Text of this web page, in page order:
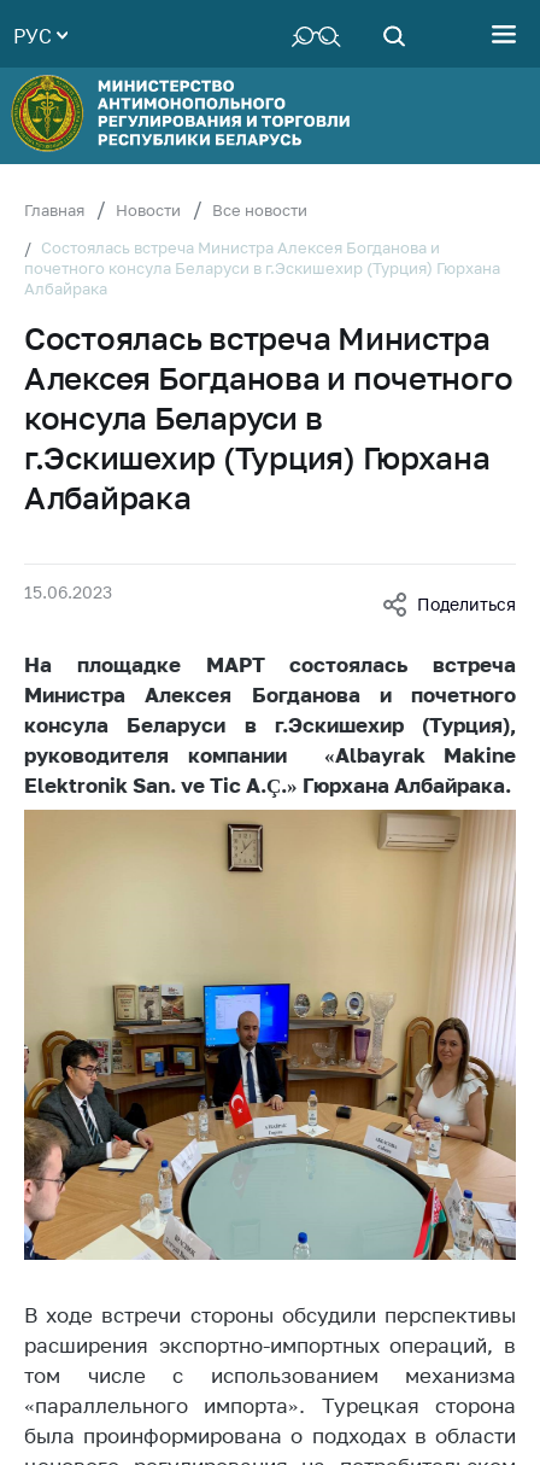
Руководство
Структура
Министерства
Территориальные
Законодательство
деятельность
Общественно-
консультативный
совет
Соискателям
Награждения
универсальная
Общественная
жизнь
Идеологическая
работа
Официальные
геральдические
Ценовая политика
Антимонопольное
регулирование и
конкуренция
Торговля и услуги
Регулирование и
контроль закупок
Защита прав
потребителей
рекламной
деятельности
Международное
сотрудничество
РУС
Главная Новости
Все новости
Состоялась встреча Министра Алексея Богданова и
почетного консула Беларуси в г.Эскишехир (Турция) Гюрхана
Албайрака
Состоялась встреча Министра
Алексея Богданова и почетного
консула Беларуси в
г.Эскишехир (Турция) Гюрхана
Албайрака
15.06.2023
Поделиться
На площадке МАРТ состоялась встреча
Министра Алексея Богданова и почетного
консула Беларуси в г.Эскишехир (Турция),
руководителя компании «Albayrak Makine
Elektronik San. ve Tic A.Ç.» Гюрхана Албайрака.
В ходе встречи стороны обсудили перспективы
расширения экспортно-импортных операций, в
том числе с использованием механизма
«параллельного импорта». Турецкая сторона
была проинформирована о подходах в области